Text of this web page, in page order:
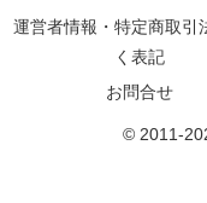
運営者情報・特定商取引
く表記
お問合せ
© 2011-